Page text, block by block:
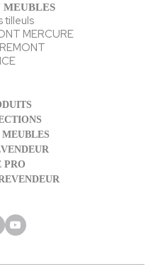
tilleuls
MERCURE
PRO